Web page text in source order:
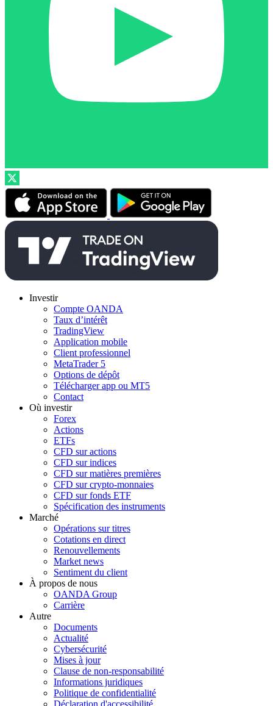
Investir
Compte OANDA
Taux d’intérêt
TradingView
Application mobile
Client professionnel
MetaTrader 5
Options de dépôt
Télécharger app ou MT5
Contact
Où investir
Forex
Actions
ETFs
CFD sur actions
CFD sur indices
CFD sur matières premières
CFD sur crypto-monnaies
CFD sur fonds ETF
Spécification des instruments
Marché
Opérations sur titres
Cotations en direct
Renouvellements
Market news
Sentiment du client
À propos de nous
OANDA Group
Carrière
Autre
Documents
Actualité
Cybersécurité
Mises à jour
Clause de non-responsabilité
Informations juridiques
Politique de confidentialité
Déclaration d'accessibilité